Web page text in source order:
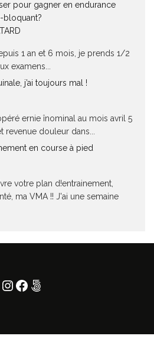
pour gagner en endurance
bloquant?
1 an et 6 mois, je prends 1/2
examens...
j’ai toujours mal !
ernie înominal au mois avril 5
douleur dans...
en course à pied
votre plan d!entrainement,
ma VMA !! J'ai une semaine
Instagram
Facebook
500px